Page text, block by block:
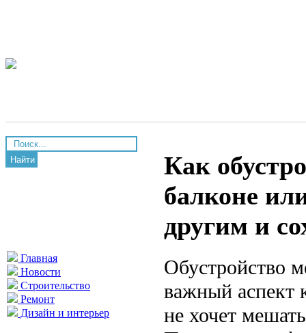
Найти
Главная
Новости
Строительство
Ремонт
Дизайн и интерьер
Как
балконе
другим и
Обустройство
важный аспект
не хочет